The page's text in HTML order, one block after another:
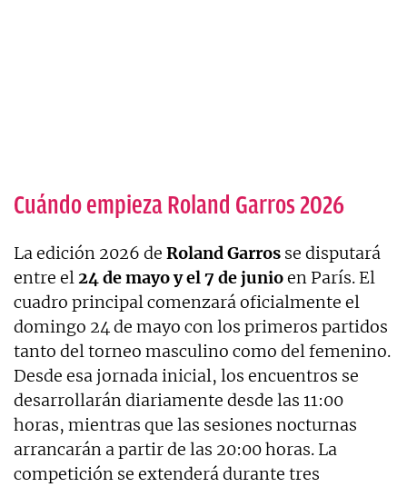
Cuándo empieza Roland Garros 2026
La edición 2026 de RolandGarros se disputará
entre el24 de mayo y el 7 de junioen París. El
cuadro principal comenzará oficialmente el
domingo 24 de mayo con los primeros partidos
tanto del torneo masculino como del femenino.
Desde esa jornada inicial, los encuentros se
desarrollarán diariamente desde las 11:00
horas, mientras que las sesiones nocturnas
arrancarán a partir de las 20:00 horas. La
competición se extenderá durante tres